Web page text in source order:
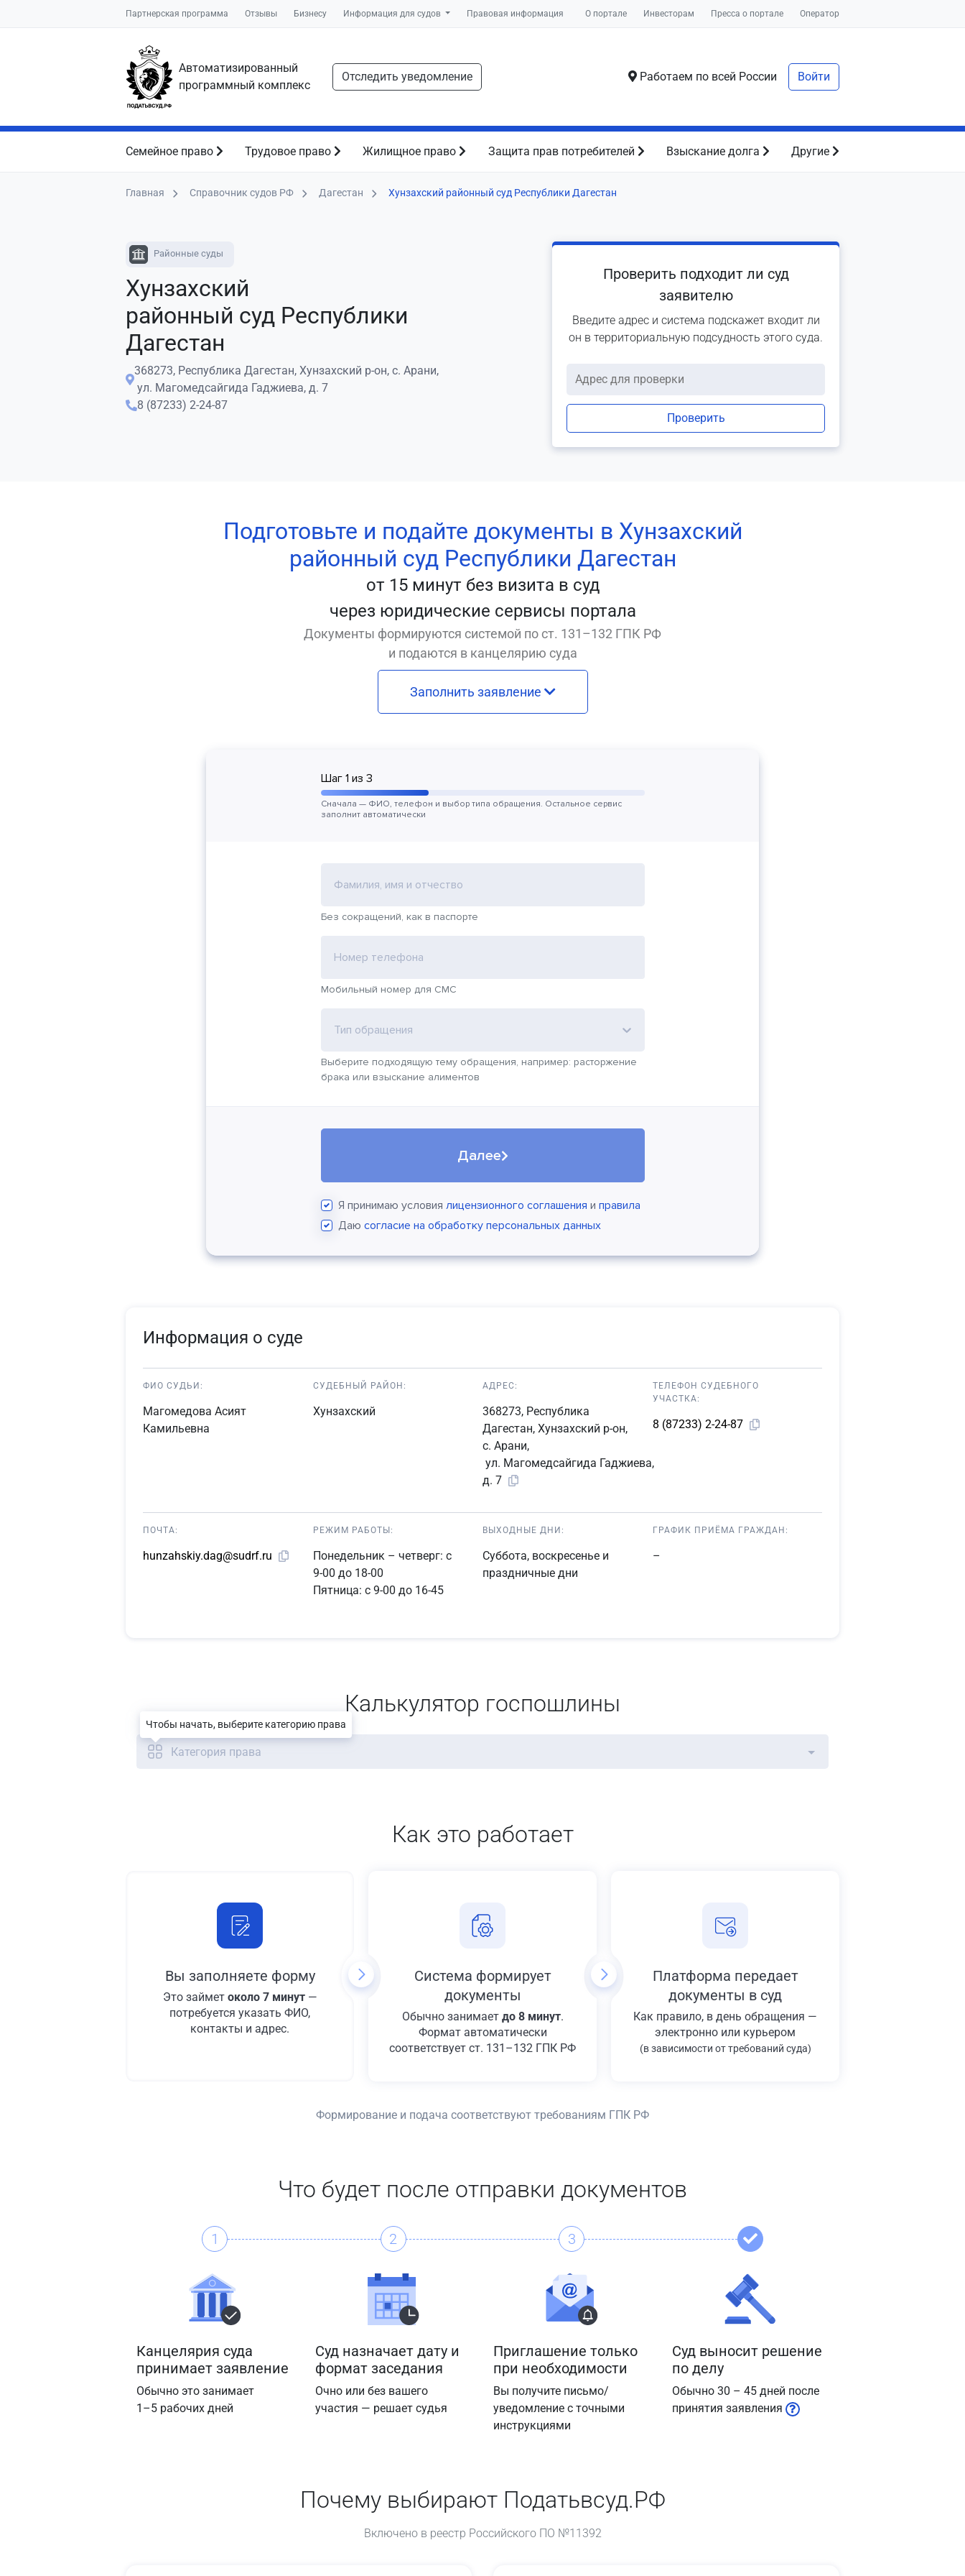
Партнерская программа Отзывы Бизнесу Информация для судов Правовая информация О портале Инвесторам Пресса о портале Оператор
Автоматизированный
программный комплекс
Отследить уведомление Работаем по всей России Войти
Семейное право Трудовое право Жилищное право Защита прав потребителей Взыскание долга Другие
Главная Справочник судов РФ Дагестан Хунзахский районный суд Республики Дагестан
Районные суды
Хунзахский
районный суд Республики
Дагестан
368273, Республика Дагестан, Хунзахский р-он, с. Арани,
ул. Магомедсайгида Гаджиева, д. 7
8 (87233) 2-24-87
Проверить подходит ли суд
заявителю
Введите адрес и система подскажет входит ли
он в территориальную подсудность этого суда.
Проверить
Подготовьте и подайте документы в Хунзахский
районный суд Республики Дагестан
от 15 минут без визита в суд
через юридические сервисы портала
Документы формируются системой по ст. 131–132 ГПК РФ
и подаются в канцелярию суда
Заполнить заявление
Шаг 1 из 3
Сначала — ФИО, телефон и выбор типа обращения. Остальное сервис
заполнит автоматически
Фамилия, имя и отчество
Без сокращений, как в паспорте
Номер телефона
Мобильный номер для СМС
Тип обращения
Выберите подходящую тему обращения, например: расторжение
брака или взыскание алиментов
Далее
Я принимаю условия лицензионного соглашения и правила
Даю согласие на обработку персональных данных
Информация о суде
ФИО СУДЬИ:
Магомедова Асият
Камильевна
СУДЕБНЫЙ РАЙОН:
Хунзахский
АДРЕС:
368273, Республика
Дагестан, Хунзахский р-он,
с. Арани,
ул. Магомедсайгида Гаджиева,
д. 7
ТЕЛЕФОН СУДЕБНОГО
УЧАСТКА:
8 (87233) 2-24-87
ПОЧТА:
hunzahskiy.dag@sudrf.ru
РЕЖИМ РАБОТЫ:
Понедельник – четверг: с
9-00 до 18-00
Пятница: с 9-00 до 16-45
ВЫХОДНЫЕ ДНИ:
Суббота, воскресенье и
праздничные дни
ГРАФИК ПРИЁМА ГРАЖДАН:
–
Калькулятор госпошлины
Категория права
Как это работает
Вы заполняете форму
Это займет около 7 минут—
потребуется указать ФИО,
контакты и адрес.
Система формирует
документы
Обычно занимает до 8 минут.
Формат автоматически
соответствует ст. 131–132 ГПК РФ
Платформа передает
документы в суд
Как правило, в день обращения —
электронно или курьером
(в зависимости от требований суда)
Формирование и подача соответствуют требованиям ГПК РФ
Что будет после отправки документов
1
Канцелярия суда
принимает заявление
Обычно это занимает
1–5 рабочих дней
2
Суд назначает дату и
формат заседания
Очно или без вашего
участия — решает судья
3
Приглашение только
при необходимости
Вы получите письмо/
уведомление с точными
инструкциями
Суд выносит решение
по делу
Обычно 30 – 45 дней после
принятия заявления
Почему выбирают Податьвсуд.РФ
Включено в реестр Российского ПО №11392
Чтобы начать, выберите категорию права